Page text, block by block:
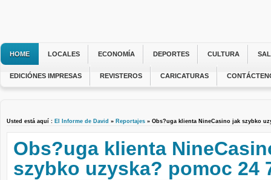
HOME LOCALES ECONOMÍA DEPORTES CULTURA
EDICIÓNES IMPRESAS REVISTEROS CARICATURAS
Usted está aquí : El Informe de David » Reportajes » Obs?uga klienta NineCasino jak szybko
Obs?uga klienta
szybko uzyska? pomoc 24